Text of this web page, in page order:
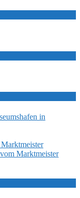
in
Marktmeister